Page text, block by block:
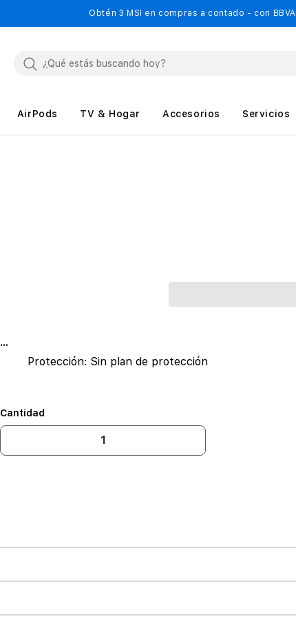
Obtén 3 MSI en compras a contado - con BBVA
AirPods TV & Hogar Accesorios Servicios
...
Protección: Sin plan de protección
Cantidad